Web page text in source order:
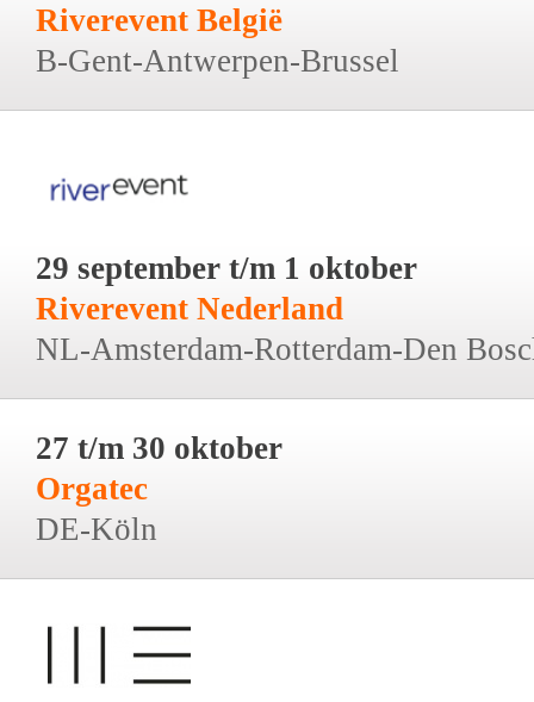
Riverevent België
B-Gent-Antwerpen-Brussel
29 september t/m 1 oktober
Riverevent Nederland
NL-Amsterdam-Rotterdam-Den
27 t/m 30 oktober
Orgatec
DE-Köln